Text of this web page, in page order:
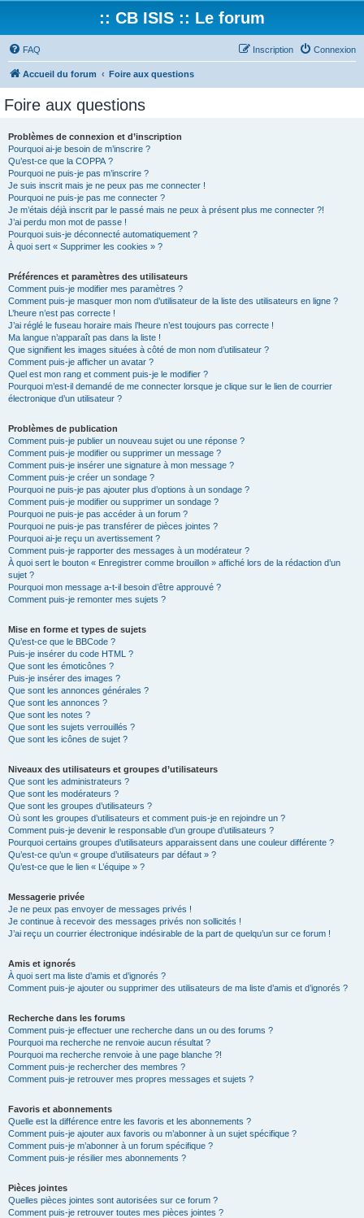
:: CB ISIS :: Le forum
FAQ Connexion
Inscription
Accueil du forum Foire aux questions
Foire aux questions
Problèmes de connexion et d’inscription
Pourquoi ai-je besoin de m’inscrire ?
Qu’est-ce que la COPPA ?
Pourquoi ne puis-je pas m’inscrire ?
Je suis inscrit mais je ne peux pas me connecter !
Pourquoi ne puis-je pas me connecter ?
Je m’étais déjà inscrit par le passé mais ne peux à présent plus me connecter ?!
J’ai perdu mon mot de passe !
Pourquoi suis-je déconnecté automatiquement ?
À quoi sert « Supprimer les cookies » ?
Préférences et paramètres des utilisateurs
Comment puis-je modifier mes paramètres ?
Comment puis-je masquer mon nom d’utilisateur de la liste des utilisateurs en ligne ?
L’heure n’est pas correcte !
J’ai réglé le fuseau horaire mais l’heure n’est toujours pas correcte !
Ma langue n’apparaît pas dans la liste !
Que signifient les images situées à côté de mon nom d’utilisateur ?
Comment puis-je afficher un avatar ?
Quel est mon rang et comment puis-je le modifier ?
Pourquoi m’est-il demandé de me connecter lorsque je clique sur le lien de courrier
électronique d’un utilisateur ?
Problèmes de publication
Comment puis-je publier un nouveau sujet ou une réponse ?
Comment puis-je modifier ou supprimer un message ?
Comment puis-je insérer une signature à mon message ?
Comment puis-je créer un sondage ?
Pourquoi ne puis-je pas ajouter plus d’options à un sondage ?
Comment puis-je modifier ou supprimer un sondage ?
Pourquoi ne puis-je pas accéder à un forum ?
Pourquoi ne puis-je pas transférer de pièces jointes ?
Pourquoi ai-je reçu un avertissement ?
Comment puis-je rapporter des messages à un modérateur ?
À quoi sert le bouton « Enregistrer comme brouillon » affiché lors de la rédaction d’un
sujet ?
Pourquoi mon message a-t-il besoin d’être approuvé ?
Comment puis-je remonter mes sujets ?
Mise en forme et types de sujets
Qu’est-ce que le BBCode ?
Puis-je insérer du code HTML ?
Que sont les émoticônes ?
Puis-je insérer des images ?
Que sont les annonces générales ?
Que sont les annonces ?
Que sont les notes ?
Que sont les sujets verrouillés ?
Que sont les icônes de sujet ?
Niveaux des utilisateurs et groupes d’utilisateurs
Que sont les administrateurs ?
Que sont les modérateurs ?
Que sont les groupes d’utilisateurs ?
Où sont les groupes d’utilisateurs et comment puis-je en rejoindre un ?
Comment puis-je devenir le responsable d’un groupe d’utilisateurs ?
Pourquoi certains groupes d’utilisateurs apparaissent dans une couleur différente ?
Qu’est-ce qu’un « groupe d’utilisateurs par défaut » ?
Qu’est-ce que le lien « L’équipe » ?
Messagerie privée
Je ne peux pas envoyer de messages privés !
Je continue à recevoir des messages privés non sollicités !
J’ai reçu un courrier électronique indésirable de la part de quelqu’un sur ce forum !
Amis et ignorés
À quoi sert ma liste d’amis et d’ignorés ?
Comment puis-je ajouter ou supprimer des utilisateurs de ma liste d’amis et d’ignorés ?
Recherche dans les forums
Comment puis-je effectuer une recherche dans un ou des forums ?
Pourquoi ma recherche ne renvoie aucun résultat ?
Pourquoi ma recherche renvoie à une page blanche ?!
Comment puis-je rechercher des membres ?
Comment puis-je retrouver mes propres messages et sujets ?
Favoris et abonnements
Quelle est la différence entre les favoris et les abonnements ?
Comment puis-je ajouter aux favoris ou m’abonner à un sujet spécifique ?
Comment puis-je m’abonner à un forum spécifique ?
Comment puis-je résilier mes abonnements ?
Pièces jointes
Quelles pièces jointes sont autorisées sur ce forum ?
Comment puis-je retrouver toutes mes pièces jointes ?